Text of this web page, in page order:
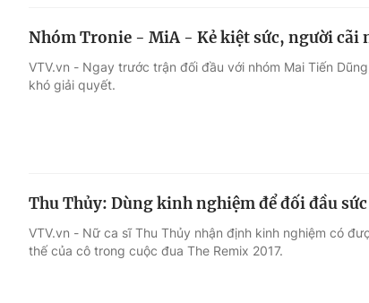
Nhóm Tronie - MiA - Kẻ kiệt sức, người cãi
VTV.vn - Ngay trước trận đối đầu với nhóm Mai Tiến
khó giải quyết.
Thu Thủy: Dùng kinh nghiệm để đối đầu
VTV.vn - Nữ ca sĩ Thu Thủy nhận định kinh nghiệm có
thế của cô trong cuộc đua The Remix 2017.